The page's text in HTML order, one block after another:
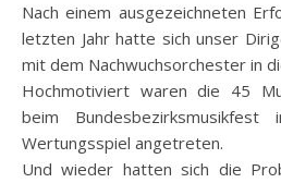
Nach einem ausgezeichneten Erfolg in der Grundstufe im
letzten Jahr hatte sich unser
mit dem Nachwuchsorchester in
Hochmotiviert waren die 45
beim Bundesbezirksmusikfest
Wertungsspiel angetreten.
Und wieder hatten sich die